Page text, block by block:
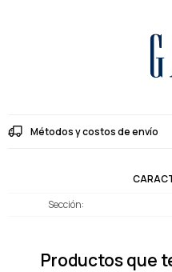
Métodos y costos de envío
Sección
Productos que